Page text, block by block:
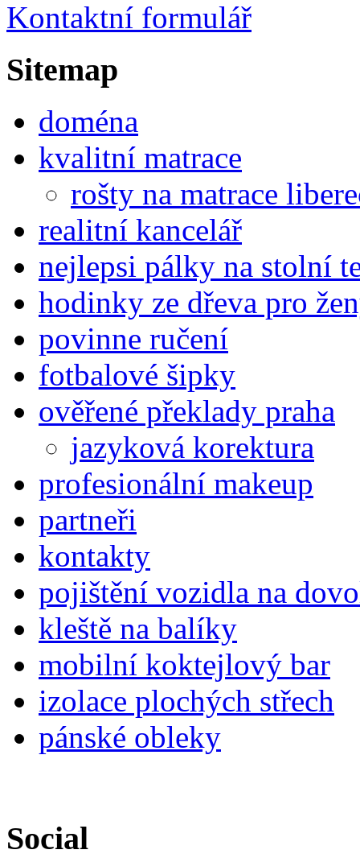
Kontaktní formulář
Sitemap
doména
kvalitní matrace
rošty na matrace
realitní kancelář
nejlepsi pálky na stolní
hodinky ze dřeva pro
povinne ručení
fotbalové šipky
ověřené překlady praha
jazyková korektura
profesionální makeup
partneři
kontakty
pojištění vozidla na
kleště na balíky
mobilní koktejlový bar
izolace plochých střech
pánské obleky
Social